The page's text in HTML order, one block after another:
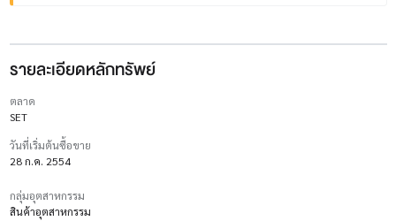
รายละเอียดหลักทรัพย์
ตลาด
SET
วันที่เริ่มต้นซื้อขาย
28 ก.ค. 2554
กลุ่มอุตสาหกรรม
สินค้าอุตสาหกรรม